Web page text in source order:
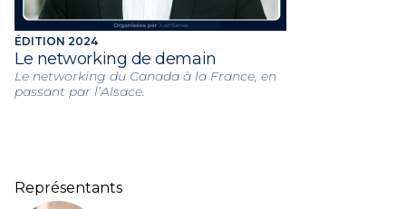
ÉDITION 2024
Le networking de demain
Le networking du Canada à la France, en
passant par l’Alsace.
Représentants